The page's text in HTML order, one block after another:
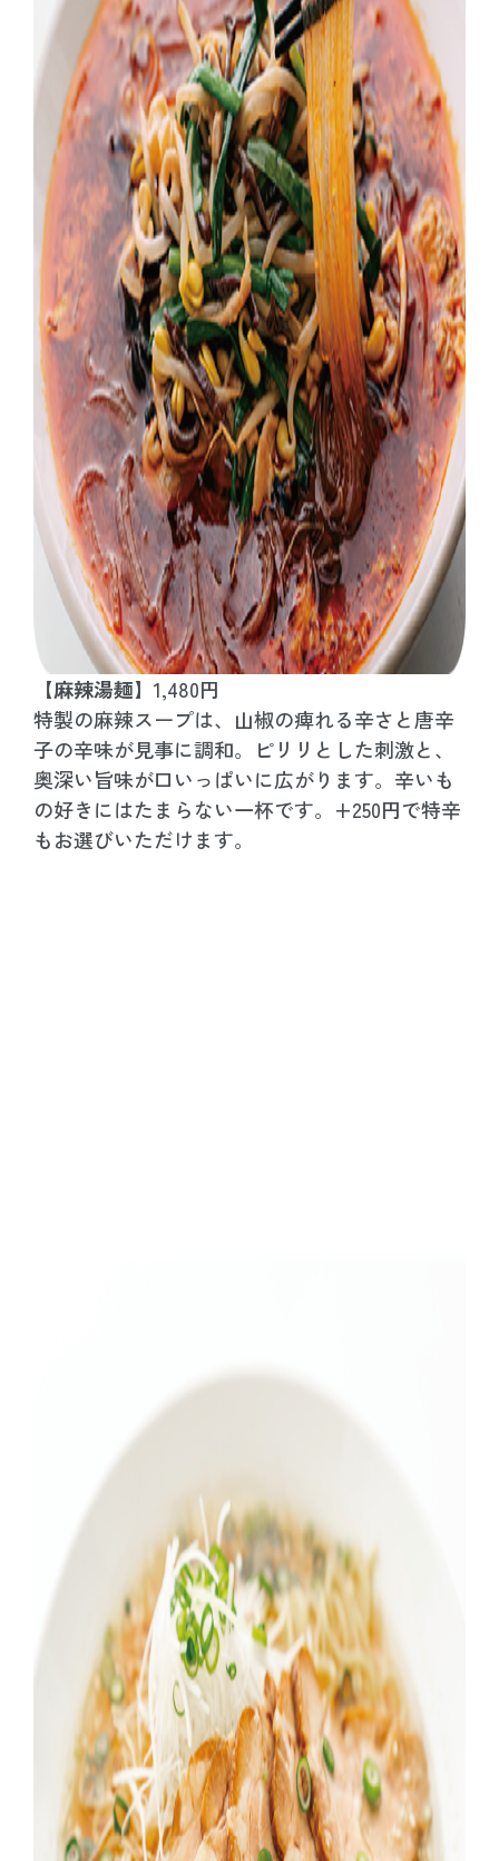
【麻辣湯麺】 1,480円
特製の麻辣スープは、山椒の痺れる辛さと唐辛
子の辛味が見事に調和。ピリリとした刺激と、
奥深い旨味が口いっぱいに広がります。辛いも
の好きにはたまらない一杯です。+250円で特辛
もお選びいただけます。